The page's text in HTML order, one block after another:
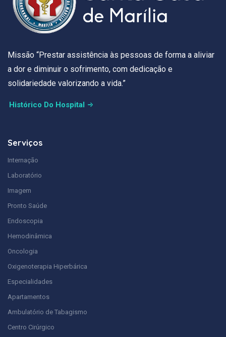
Missão “Prestar assistência às pessoas de forma a aliviar
a dor e diminuir o sofrimento, com dedicação e
solidariedade valorizando a vida.”
Histórico Do Hospital
Serviços
Internação
Laboratório
Imagem
Pronto Saúde
Endoscopia
Hemodinâmica
Oncologia
Oxigenoterapia Hiperbárica
Especialidades
Apartamentos
Ambulatório de Tabagismo
Centro Cirúrgico